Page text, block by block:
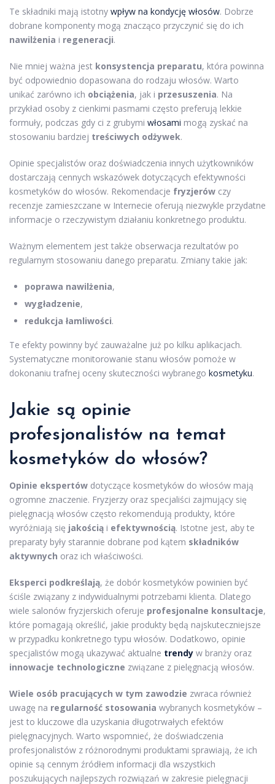
Te składniki mają istotny wpływ na kondycję włosów. Dobrze
dobrane komponenty mogą znacząco przyczynić się do ich
nawilżenia i regeneracji.
Nie mniej ważna jest konsystencja preparatu, która powinna
być odpowiednio dopasowana do rodzaju włosów. Warto
unikać zarówno ich obciążenia, jak i przesuszenia. Na
przykład osoby z cienkimi pasmami często preferują lekkie
formuły, podczas gdy ci z grubymi włosami mogą zyskać na
stosowaniu bardziej treściwych odżywek.
Opinie specjalistów oraz doświadczenia innych użytkowników
dostarczają cennych wskazówek dotyczących efektywności
kosmetyków do włosów. Rekomendacje fryzjerów czy
recenzje zamieszczane w Internecie oferują niezwykle przydatne
informacje o rzeczywistym działaniu konkretnego produktu.
Ważnym elementem jest także obserwacja rezultatów po
regularnym stosowaniu danego preparatu. Zmiany takie jak:
poprawa nawilżenia,
wygładzenie,
redukcja łamliwości.
Te efekty powinny być zauważalne już po kilku aplikacjach.
Systematyczne monitorowanie stanu włosów pomoże w
dokonaniu trafnej oceny skuteczności wybranego kosmetyku.
Jakie są opinie
profesjonalistów na temat
kosmetyków do włosów?
Opinie ekspertów dotyczące kosmetyków do włosów mają
ogromne znaczenie. Fryzjerzy oraz specjaliści zajmujący się
pielęgnacją włosów często rekomendują produkty, które
wyróżniają się jakością i efektywnością. Istotne jest, aby te
preparaty były starannie dobrane pod kątem składników
aktywnych oraz ich właściwości.
Eksperci podkreślają, że dobór kosmetyków powinien być
ściśle związany z indywidualnymi potrzebami klienta. Dlatego
wiele salonów fryzjerskich oferuje profesjonalne konsultacje,
które pomagają określić, jakie produkty będą najskuteczniejsze
w przypadku konkretnego typu włosów. Dodatkowo, opinie
specjalistów mogą ukazywać aktualne trendy w branży oraz
innowacje technologiczne związane z pielęgnacją włosów.
Wiele osób pracujących w tym zawodzie zwraca również
uwagę na regularność stosowania wybranych kosmetyków –
jest to kluczowe dla uzyskania długotrwałych efektów
pielęgnacyjnych. Warto wspomnieć, że doświadczenia
profesjonalistów z różnorodnymi produktami sprawiają, że ich
opinie są cennym źródłem informacji dla wszystkich
poszukujących najlepszych rozwiązań w zakresie pielęgnacji